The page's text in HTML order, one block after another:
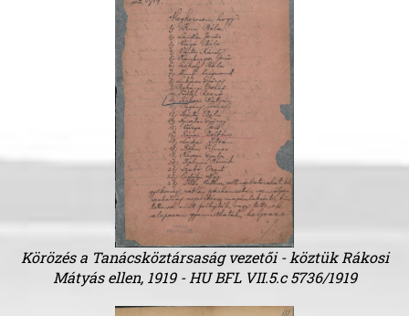
Körözés a Tanácsköztársaság vezetői - köztük Rákosi
Mátyás ellen, 1919 - HU BFL VII.5.c 5736/1919